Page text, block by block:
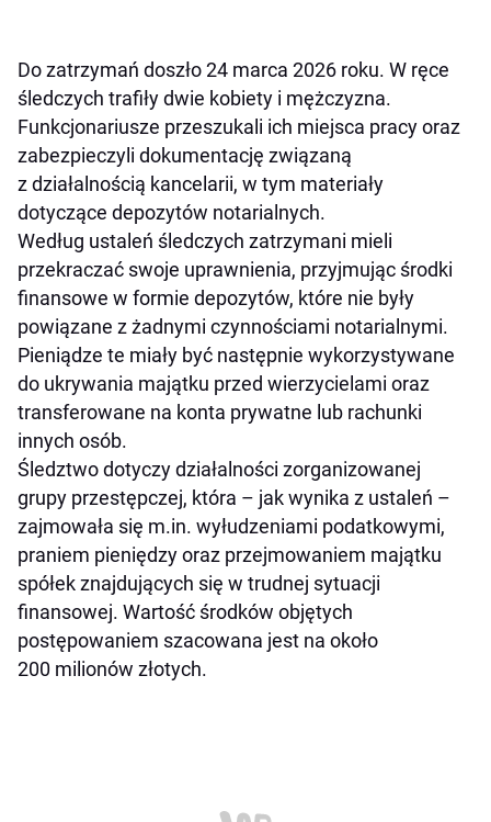
Do zatrzymań doszło 24 marca 2026 roku. W ręce
śledczych trafiły dwie kobiety i mężczyzna.
Funkcjonariusze przeszukali ich miejsca pracy oraz
zabezpieczyli dokumentację związaną
z działalnością kancelarii, w tym materiały
dotyczące depozytów notarialnych.
Według ustaleń śledczych zatrzymani mieli
przekraczać swoje uprawnienia, przyjmując środki
finansowe w formie depozytów, które nie były
powiązane z żadnymi czynnościami notarialnymi.
Pieniądze te miały być następnie wykorzystywane
do ukrywania majątku przed wierzycielami oraz
transferowane na konta prywatne lub rachunki
innych osób.
Śledztwo dotyczy działalności zorganizowanej
grupy przestępczej, która – jak wynika z ustaleń –
zajmowała się m.in. wyłudzeniami podatkowymi,
praniem pieniędzy oraz przejmowaniem majątku
spółek znajdujących się w trudnej sytuacji
finansowej. Wartość środków objętych
postępowaniem szacowana jest na około
200 milionów złotych.